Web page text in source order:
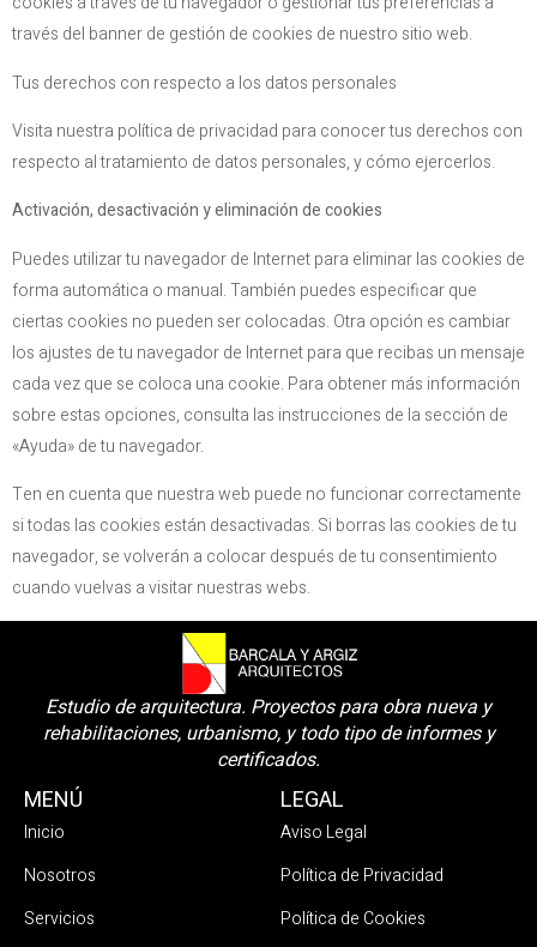
través del banner de gestión de cookies de nuestro sitio web.
Tus derechos con respecto a los datos personales
Visita nuestra política de privacidad para conocer tus derechos con
respecto al tratamiento de datos personales, y cómo ejercerlos.
Activación, desactivación y eliminación de cookies
Puedes utilizar tu navegador de Internet para eliminar las cookies de
forma automática o manual. También puedes especificar que
ciertas cookies no pueden ser colocadas. Otra opción es cambiar
los ajustes de tu navegador de Internet para que recibas un mensaje
cada vez que se coloca una cookie. Para obtener más información
sobre estas opciones, consulta las instrucciones de la sección de
«Ayuda» de tu navegador.
Ten en cuenta que nuestra web puede no funcionar correctamente
si todas las cookies están desactivadas. Si borras las cookies de tu
navegador, se volverán a colocar después de tu consentimiento
cuando vuelvas a visitar nuestras webs.
Estudio de arquitectura. Proyectos para obra nueva y
rehabilitaciones, urbanismo, y todo tipo de informes y
certificados.
MENÚ
Inicio
Nosotros
Servicios
LEGAL
Aviso Legal
Política de Privacidad
Política de Cookies